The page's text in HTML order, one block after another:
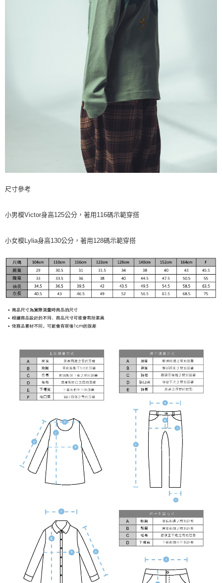
尺寸參考
小男模Victor身高125公分，著用116碼示範穿搭
小女模Lylia身高130公分，著用128碼示範穿搭